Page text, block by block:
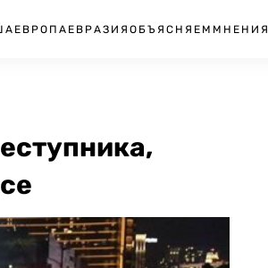
ЕВРОПА ЕВРАЗИЯ ОБЪЯСНЯЕМ МНЕНИЯ